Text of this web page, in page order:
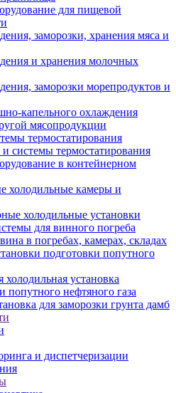
для пищевой
заморозки, хранения мяса и
и хранения молочных
заморозки морепродуктов и
капельного охлаждения
мясопродукции
термостатирования
системы термостатирования
в контейнерном
холодильные камеры и
холодильные установки
для винного погреба
в погребах, камерах, складах
подготовки попутного
установка
попутного нефтяного газа
для заморозки грунта дамб
и диспетчеризации